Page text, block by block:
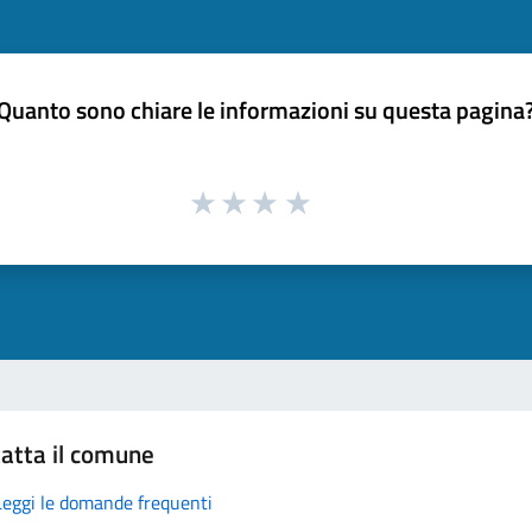
sono chiare le informazioni su questa
il comune
le domande frequenti